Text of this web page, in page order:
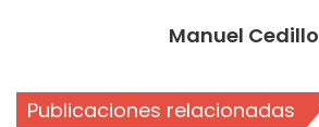
Manuel Cedillo
Publicaciones relacionadas